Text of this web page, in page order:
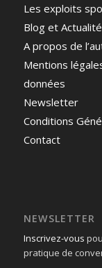
Les exploits
Blog et
A propos de
Mentions
données
Newsletter
Conditions
Contact
NEWSLETTER
Inscrivez-vous
pratique de